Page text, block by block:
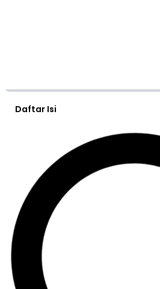
Daftar Isi